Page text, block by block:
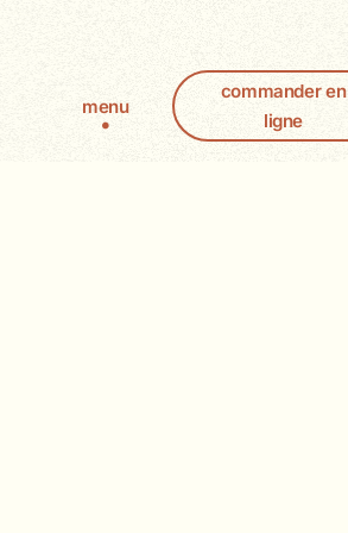
menu
commander en
ligne